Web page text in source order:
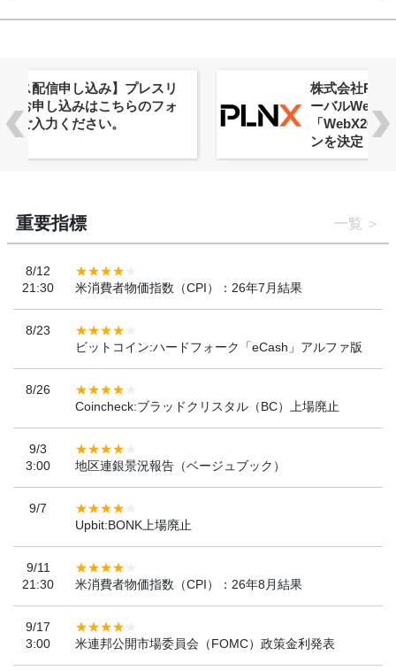
株式会社PlnX、アジア最大級のグロ
ーバルWeb3カンファレンス
「WebX2026」とのコラボレーショ
重要指標 一覧
8/12
21:30
米消費者物価指数（CPI）：26年7月結果
8/23
ビットコイン:ハードフォーク「eCash」アルファ版
8/26
Coincheck:ブラッドクリスタル（BC）上場廃止
9/3
3:00
地区連銀景況報告（ベージュブック）
9/7
Upbit:BONK上場廃止
9/11
21:30
米消費者物価指数（CPI）：26年8月結果
9/17
3:00
米連邦公開市場委員会（FOMC）政策金利発表